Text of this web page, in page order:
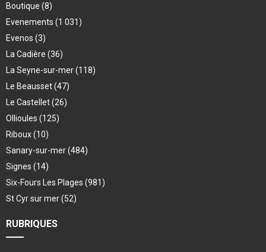
Boutique (8)
Evenements (1 031)
Evenos (3)
La Cadière (36)
La Seyne-sur-mer(118)
Le Beausset(47)
Le Castellet(26)
Ollioules (125)
Riboux(10)
Sanary-sur-mer(484)
Signes (14)
Six-Fours Les Plages (981)
St Cyr sur mer(52)
RUBRIQUES